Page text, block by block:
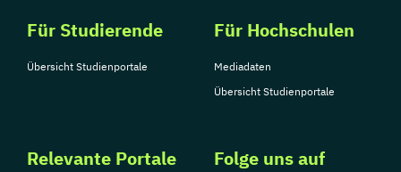
Für Studierende
Übersicht Studienportale
Für Hochschulen
Mediadaten
Übersicht Studienportale
Relevante Portale Folge uns auf